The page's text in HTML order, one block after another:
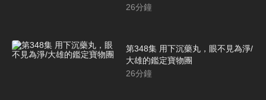
26分鐘
第348集 用下沉藥丸，眼不見為淨/
大雄的鑑定寶物團
26分鐘